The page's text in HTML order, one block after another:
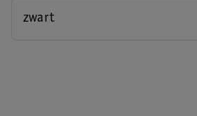
zwart